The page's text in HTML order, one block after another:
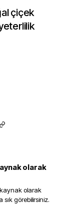
çiçek
olarak
olarak
görebilirsiniz.